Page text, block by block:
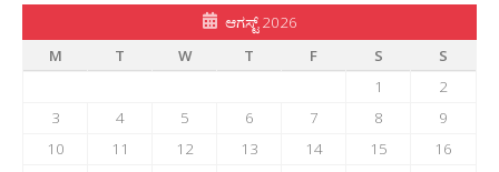
ಆಗಸ್ಟ್ 2026
M
T W T F S
S
1
2
3
4 5 6 7 8
9
10
11 12 13 14 15
16